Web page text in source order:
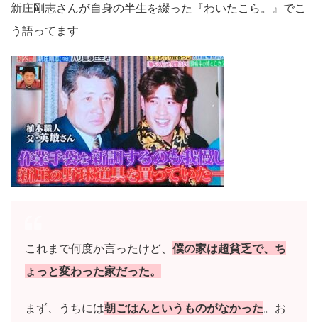
新庄剛志さんが自身の半生を綴った『わいたこら。』でこ
う語ってます
これまで何度か言ったけど、 僕の家は超貧乏で、ち
ょっと変わった家だった。
まず、うちには朝ごはんというものがなかった。お